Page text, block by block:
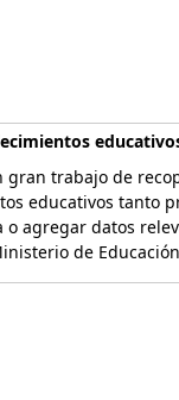
trabajo de
educativos tanto
agregar datos
de